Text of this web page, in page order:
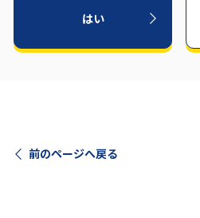
はい
前のページへ戻る